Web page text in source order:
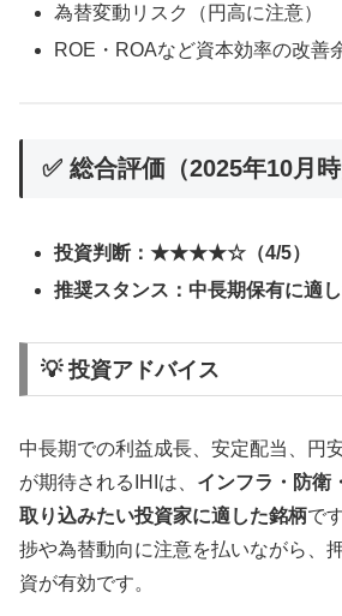
為替変動リスク（円高に注意）
ROE・ROAなど資本効率の改善
✅ 総合評価（2025年10月時
投資判断：★★★★☆（4/5）
推奨スタンス：中長期保有に適
💡 投資アドバイス
中長期での利益成長、安定配当、円
が期待されるIHIは、 インフラ・防衛
取り込みたい投資家に適した銘柄で
捗や為替動向に注意を払いながら、
資が有効です。